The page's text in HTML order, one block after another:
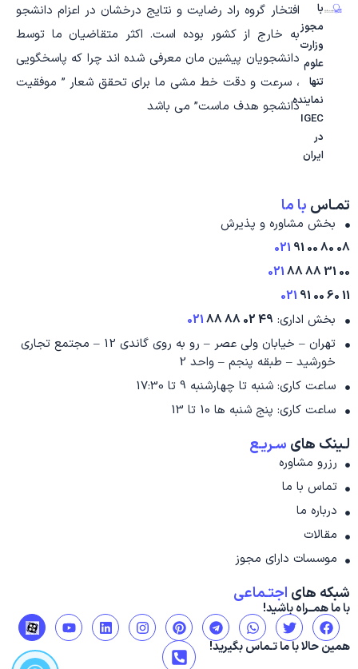
با
مجوز
وزارت
علوم
تنها
نماینده
IGEC
در
ایران
افتخار گروه راد رضایت و نتایج درخشان در اعزام دانشجو
به خارج از کشور بوده است. اکثر متقاضیان ما توسط
دانشجویان پیشین مان معرفی شده اند چرا که پاسخگویی
، سرعت و دقت خط مشی ما برای تحقق شعار ” موفقیت
دانشجو هدف ماست” می باشد
تمـاس با ما
بخش مشاوره و پذیرش
08 80 00 91
021
00 31 88 88
021
11 60 00 91
021
بخش اداری: 49 02 88 88
021
تهران – خیابان ولی عصر – رو به روی گاندی 12 – مجتمع تجاری
خورشید – طبقه پنجم – واحد 2
ساعت کاری: شنبه تا چهارشنبه 9 تا 17:30
ساعت کاری: پنج شنبه ها 10 تا 13
لـینک های سـریـع
رزرو مشاوره
تماس با ما
درباره ما
مقالات
موسسات دارای مجوز
شبکه های اجتـماعی
با ما همــراه باشید!
F
a
c
e
T
w
i
W
h
a
t
T
e
l
P
i
n
t
I
n
s
L
i
n
Y
o
u همین حالا با ما تـماس بگیرید! P